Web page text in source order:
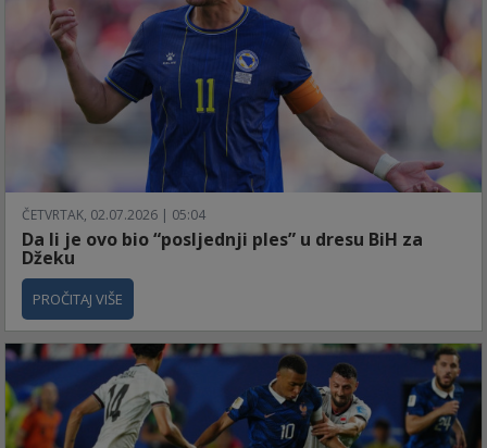
ČETVRTAK, 02.07.2026 | 05:04
Da li je ovo bio “posljednji ples” u dresu BiH za
Džeku
PROČITAJ VIŠE